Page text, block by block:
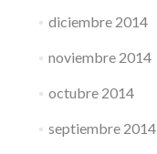
diciembre 2014
noviembre 2014
octubre 2014
septiembre 2014